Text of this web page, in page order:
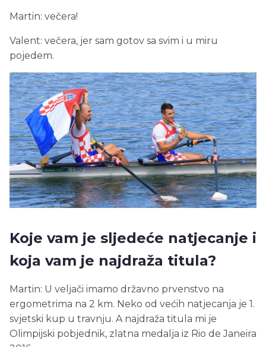
Martin: večera!
Valent: večera, jer sam gotov sa svim i u miru
pojedem.
Koje vam je sljedeće natjecanje i
koja vam je najdraža titula?
Martin: U veljači imamo državno prvenstvo na
ergometrima na 2 km. Neko od većih natjecanja je 1.
svjetski kup u travnju. A najdraža titula mi je
Olimpijski pobjednik, zlatna medalja iz Rio de Janeira